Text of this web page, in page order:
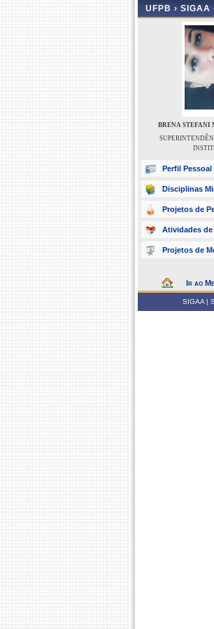
UFPB ›
BRENA STEFANI
Perfil Pessoal
Disciplinas
Projetos de
Atividades de
Projetos de
Ir ao
SIGAA |